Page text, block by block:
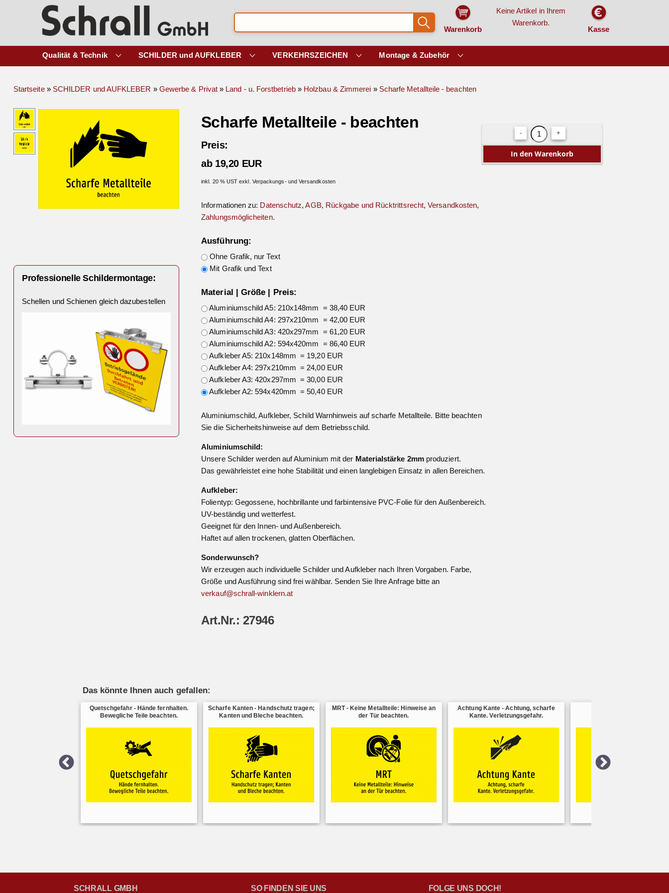
Warenkorb
Keine Artikel in Ihrem
Warenkorb.
Kasse
Qualität & Technik SCHILDER und AUFKLEBER VERKEHRSZEICHEN Montage & Zubehör
Startseite» SCHILDER und AUFKLEBER » Gewerbe & Privat» Land - u. Forstbetrieb» Holzbau & Zimmerei » Scharfe Metallteile - beachten
- +
Professionelle Schildermontage:
Schellen und Schienen gleich dazubestellen
Scharfe Metallteile - beachten
Preis:
ab 19,20 EUR
inkl. 20 % UST exkl. Verpackungs- und Versandkosten
Informationen zu: Datenschutz,AGB, Rückgabe und Rücktrittsrecht,Versandkosten,
Zahlungsmöglicheiten.
Ausführung:
Ohne Grafik, nur Text
Mit Grafik und Text
Material | Größe | Preis:
Aluminiumschild A5: 210x148mm = 38,40 EUR
Aluminiumschild A4: 297x210mm = 42,00 EUR
Aluminiumschild A3: 420x297mm = 61,20 EUR
Aluminiumschild A2: 594x420mm = 86,40 EUR
Aufkleber A5: 210x148mm = 19,20 EUR
Aufkleber A4: 297x210mm = 24,00 EUR
Aufkleber A3: 420x297mm = 30,00 EUR
Aufkleber A2: 594x420mm = 50,40 EUR
Aluminiumschild, Aufkleber, Schild Warnhinweis auf scharfe Metallteile. Bitte beachten
Sie die Sicherheitshinweise auf dem Betriebsschild.
Aluminiumschild:
Unsere Schilder werden auf Aluminium mit der Materialstärke 2mmproduziert.
Das gewährleistet eine hohe Stabilität und einen langlebigen Einsatz in allen Bereichen.
Aufkleber:
Folientyp: Gegossene, hochbrillante und farbintensive PVC-Folie für den Außenbereich.
UV-beständig und wetterfest.
Geeignet für den Innen- und Außenbereich.
Haftet auf allen trockenen, glatten Oberflächen.
Sonderwunsch?
Wir erzeugen auch individuelle Schilder und Aufkleber nach Ihren Vorgaben. Farbe,
Größe und Ausführung sind frei wählbar. Senden Sie Ihre Anfrage bitte an
verkauf@schrall-winklern.at
Art.Nr.: 27946
Das könnte Ihnen auch gefallen:
Quetschgefahr - Hände fernhalten.
Bewegliche Teile beachten.
Scharfe Kanten - Handschutz tragen;
Kanten und Bleche beachten.
MRT - Keine Metallteile: Hinweise an
der Tür beachten.
Achtung Kante - Achtung, scharfe
Kante. Verletzungsgefahr.
SCHRALL GMBH SO FINDEN SIE UNS FOLGE UNS DOCH!